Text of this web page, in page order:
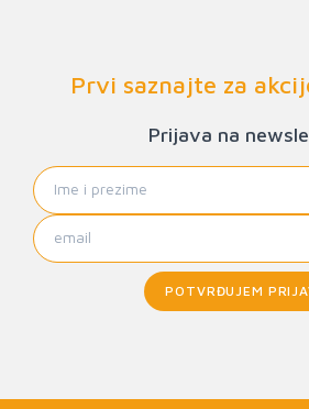
Prvi saznajte za
Prijava na
POTVRĐUJEM